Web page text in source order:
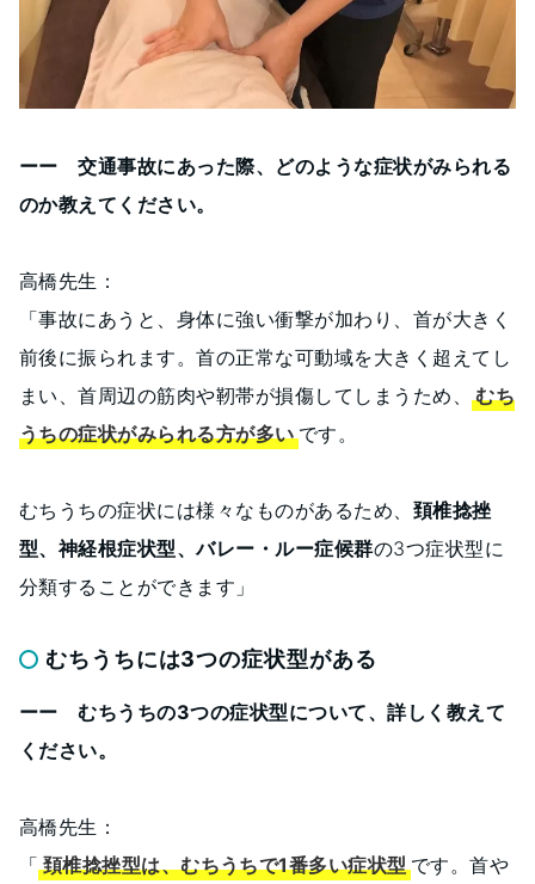
ーー 交通事故にあった際、どのような症状がみられる
のか教えてください。
高橋先生：
「事故にあうと、身体に強い衝撃が加わり、首が大きく
前後に振られます。首の正常な可動域を大きく超えてし
まい、首周辺の筋肉や靭帯が損傷してしまうため、むち
うちの症状がみられる方が多いです。
むちうちの症状には様々なものがあるため、 頚椎捻挫
型、神経根症状型、バレー・ルー症候群の3つ症状型に
分類することができます」
むちうちには3つの症状型がある
ーー むちうちの3つの症状型について、詳しく教えて
ください。
高橋先生：
「頚椎捻挫型は、むちうちで1番多い症状型です。首や